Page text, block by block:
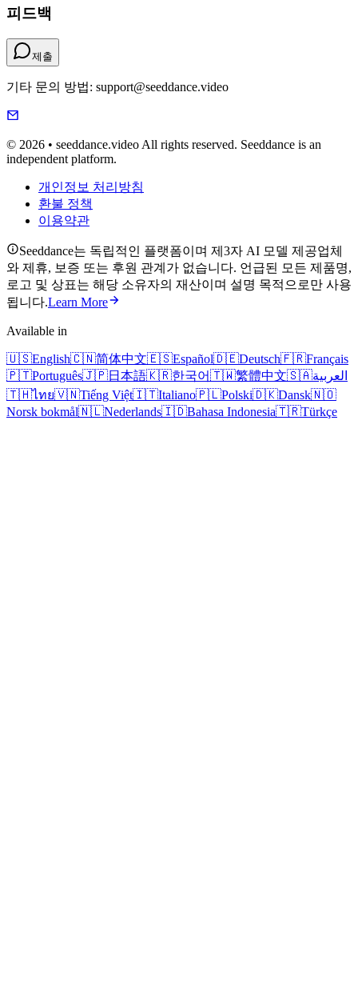
피드백
제출
기타 문의 방법: support@seeddance.video
© 2026 • seeddance.video All rights reserved. Seeddance is an
independent platform.
개인정보 처리방침
환불 정책
이용약관
Seeddance는 독립적인 플랫폼이며 제3자 AI 모델 제공업체
와 제휴, 보증 또는 후원 관계가 없습니다. 언급된 모든 제품명,
로고 및 상표는 해당 소유자의 재산이며 설명 목적으로만 사용
됩니다.Learn More
Available in
🇺🇸English🇨🇳简体中文🇪🇸Español🇩🇪Deutsch🇫🇷Français
🇵🇹Português🇯🇵日本語🇰🇷한국어🇹🇼繁體中文🇸🇦العربية
🇹🇭ไทย🇻🇳Tiếng Việt🇮🇹Italiano🇵🇱Polski🇩🇰Dansk🇳🇴
Norsk bokmål🇳🇱Nederlands🇮🇩Bahasa Indonesia🇹🇷Türkçe